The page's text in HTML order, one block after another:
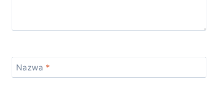
Nazwa *